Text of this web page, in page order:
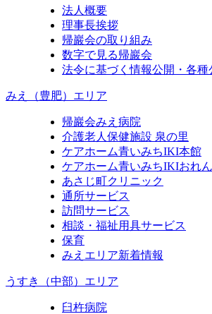
法人概要
理事長挨拶
帰巖会の取り組み
数字で見る帰巖会
法令に基づく情報公開・各種
みえ（豊肥）エリア
帰巖会みえ病院
介護老人保健施設 泉の里
ケアホーム青いみちIKI本館
ケアホーム青いみちIKIおれ
あさじ町クリニック
通所サービス
訪問サービス
相談・福祉用具サービス
保育
みえエリア新着情報
うすき（中部）エリア
臼杵病院